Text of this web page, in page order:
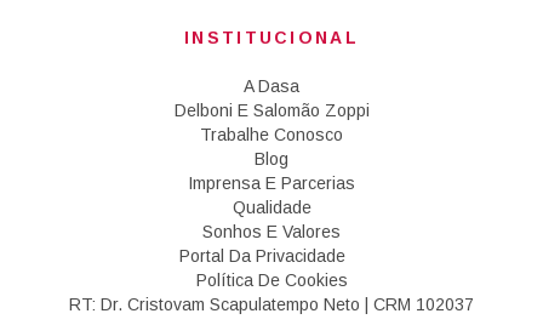
INSTITUCIONAL
A Dasa
Delboni E Salomão Zoppi
Trabalhe Conosco
Blog
Imprensa E Parcerias
Qualidade
Sonhos E Valores
Portal Da Privacidade
Política De Cookies
RT: Dr. Cristovam Scapulatempo Neto | CRM 102037